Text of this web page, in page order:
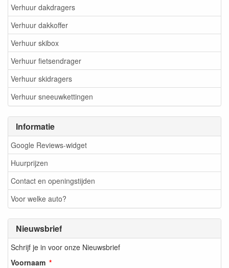
Verhuur dakdragers
Verhuur dakkoffer
Verhuur skibox
Verhuur fietsendrager
Verhuur skidragers
Verhuur sneeuwkettingen
Informatie
Google Reviews-widget
Huurprijzen
Contact en openingstijden
Voor welke auto?
Nieuwsbrief
Schrijf je in voor onze Nieuwsbrief
Voornaam